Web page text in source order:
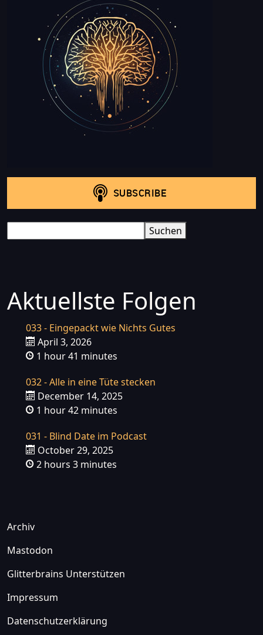
Suchen
Aktuellste Folgen
033 - Eingepackt wie Nichts Gutes
April 3, 2026
1 hour 41 minutes
032 - Alle in eine Tüte stecken
December 14, 2025
1 hour 42 minutes
031 - Blind Date im Podcast
October 29, 2025
2 hours 3 minutes
Archiv
Mastodon
Glitterbrains Unterstützen
Impressum
Datenschutzerklärung